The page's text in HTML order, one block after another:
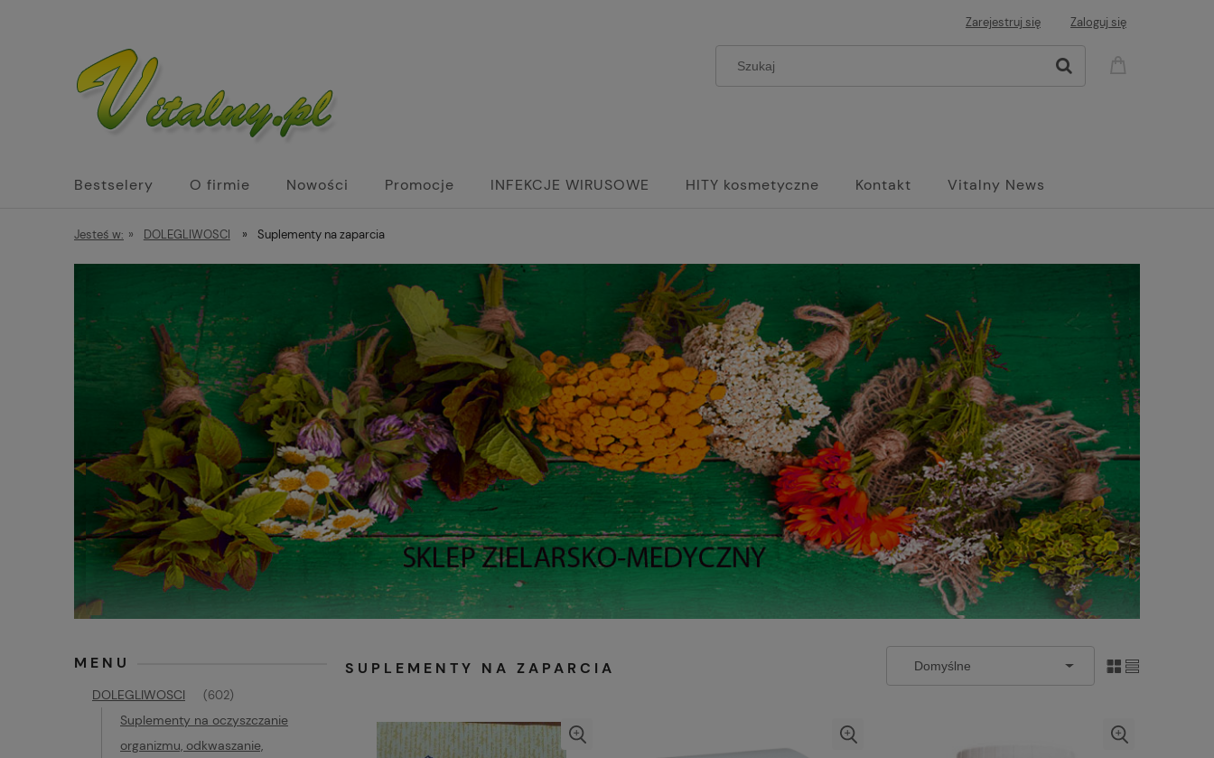
Zarejestruj się Zaloguj się
Bestselery O firmie Nowości Promocje INFEKCJE WIRUSOWE HITY kosmetyczne Kontakt Vitalny News
Biżuteria z kamieni naturalnych św. Hildegardy
Jesteś w: » DOLEGLIWOSCI » Suplementy na zaparcia
MENU
DOLEGLIWOSCI (602)
Suplementy na oczyszczanie
organizmu, odkwaszanie,
SUPLEMENTY NA ZAPARCIA